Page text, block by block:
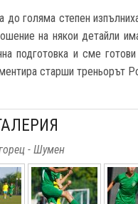
до голяма степен
на някои детайли
подготовка и сме
старши треньорът
- Шумен